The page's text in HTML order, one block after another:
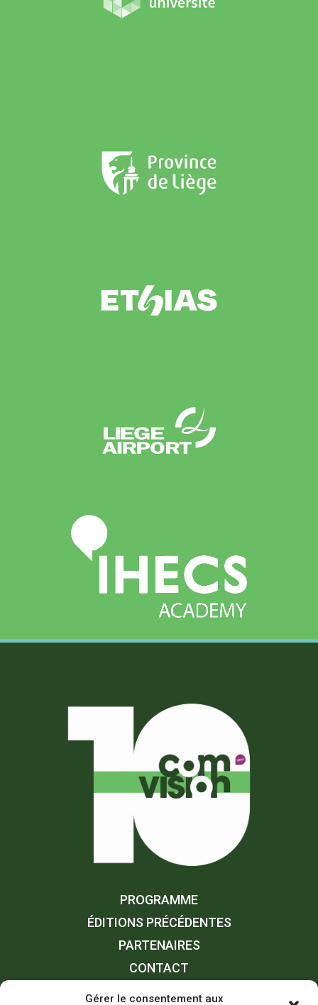
Gérer le consentement aux
PROGRAMME
ÉDITIONS PRÉCÉDENTES
PARTENAIRES
CONTACT